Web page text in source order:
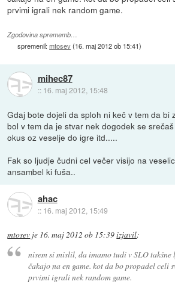
prvimi igrali nek random game.
Zgodovina sprememb…
spremenil:mtosev(16. maj 2012 ob 15:41)
mihec87
:: 16. maj 2012, 15:48
Gdaj bote dojeli da sploh ni keč v tem da bi
bol v tem da je stvar nek dogodek se
okus oz veselje do igre itd.....
Fak so ljudje čudni cel večer visijo na
ansambel ki fuša..
ahac
:: 16. maj 2012, 15:49
mtosev je 16. maj 2012 ob 15:39izjavil:
nisem si mislil, da imamo tudi v SLO
čakajo na en game. kot da bo propadel celi
prvimi igrali nek random game.